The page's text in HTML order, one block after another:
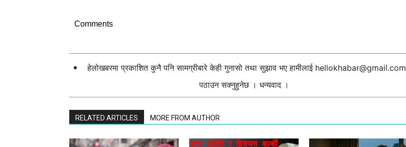
Comments
हेलोखबरमा प्रकाशित कुनै पनि सामग्रीबारे केही गुनासो तथा सुझाव भए हामीलाई hellokhabar@gmail.com
पठाउन सक्नुहुनेछ । धन्यवाद ।
RELATED ARTICLES MORE FROM AUTHOR